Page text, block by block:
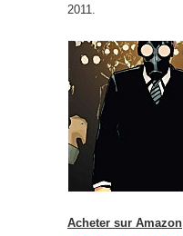
2011.
Acheter sur Amazon